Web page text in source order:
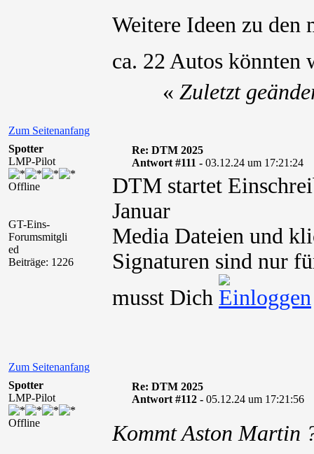
Weitere Ideen zu den
ca. 22 Autos könnten
Zum Seitenanfang
« Zuletzt
Spotter
LMP-Pilot
Offline
GT-Eins-
Forumsmitgli
ed
Beiträge: 1226
Re: DTM 2025
Antwort #111 - 03.12.24 um 17:21:24
DTM startet
Januar
Media Dateien und
Signaturen sind nur
musst Dich
Zum Seitenanfang
Spotter
LMP-Pilot
Offline
Re: DTM 2025
Antwort #112 - 05.12.24 um 17:21:56
Kommt Aston Martin